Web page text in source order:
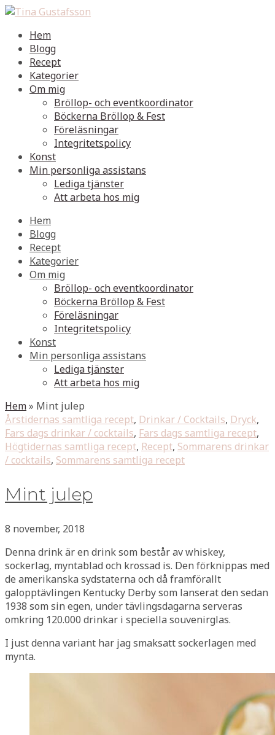
Hem
Blogg
Recept
Kategorier
Om mig
Bröllop- och eventkoordinator
Böckerna Bröllop & Fest
Föreläsningar
Integritetspolicy
Konst
Min personliga assistans
Lediga tjänster
Att arbeta hos mig
Hem
Blogg
Recept
Kategorier
Om mig
Bröllop- och eventkoordinator
Böckerna Bröllop & Fest
Föreläsningar
Integritetspolicy
Konst
Min personliga assistans
Lediga tjänster
Att arbeta hos mig
Hem» Mint julep
Årstidernas samtliga recept, Drinkar / Cocktails, Dryck,
Fars dags drinkar / cocktails, Fars dags samtliga recept,
Högtidernas samtliga recept, Recept, Sommarens drinkar
/ cocktails, Sommarens samtliga recept
Mint julep
8 november, 2018
Denna drink är en drink som består av whiskey,
sockerlag, myntablad och krossad is. Den förknippas med
de amerikanska sydstaterna och då framförallt
galopptävlingen Kentucky Derby som lanserat den sedan
1938 som sin egen, under tävlingsdagarna serveras
omkring 120.000 drinkar i speciella souvenirglas.
I just denna variant har jag smaksatt sockerlagen med
mynta.